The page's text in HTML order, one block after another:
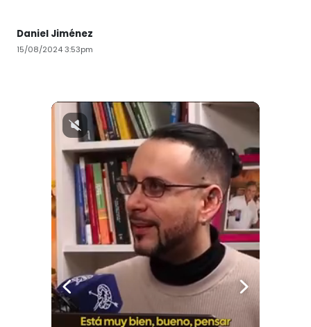
Daniel Jiménez
15/08/2024 3:53pm